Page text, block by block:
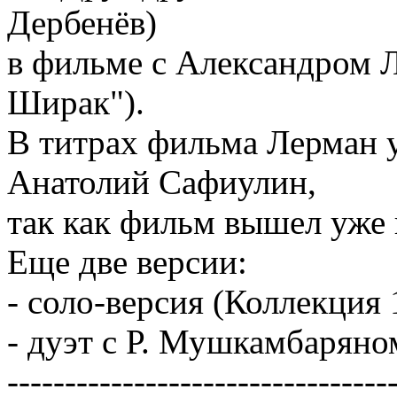
Дербенёв)
в фильме с
Ширак").
В титрах фильма Лерман
Анатолий Сафиулин,
так как фильм вышел уже
Еще две версии:
- соло-версия (Коллекция
- дуэт с Р.